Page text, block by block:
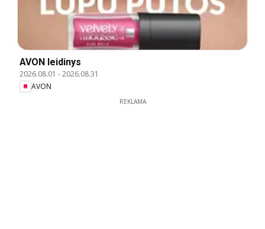
AVON leidinys
2026.08.01 -2026.08.31
AVON
REKLAMA